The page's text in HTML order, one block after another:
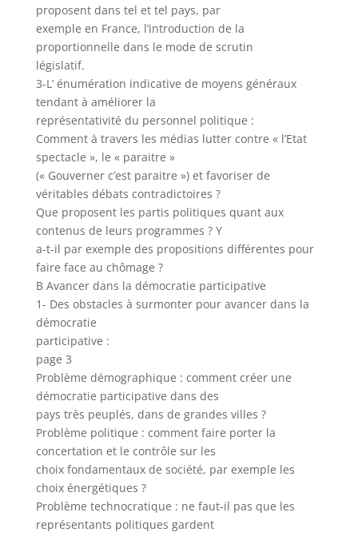
proposent dans tel et tel pays, par
exemple en France, l’introduction de la
proportionnelle dans le mode de scrutin
législatif.
3-L’ énumération indicative de moyens généraux
tendant à améliorer la
représentativité du personnel politique :
Comment à travers les médias lutter contre « l’Etat
spectacle », le « paraitre »
(« Gouverner c’est paraitre ») et favoriser de
véritables débats contradictoires ?
Que proposent les partis politiques quant aux
contenus de leurs programmes ? Y
a-t-il par exemple des propositions différentes pour
faire face au chômage ?
B Avancer dans la démocratie participative
1- Des obstacles à surmonter pour avancer dans la
démocratie
participative :
page 3
Problème démographique : comment créer une
démocratie participative dans des
pays très peuplés, dans de grandes villes ?
Problème politique : comment faire porter la
concertation et le contrôle sur les
choix fondamentaux de société, par exemple les
choix énergétiques ?
Problème technocratique : ne faut-il pas que les
représentants politiques gardent